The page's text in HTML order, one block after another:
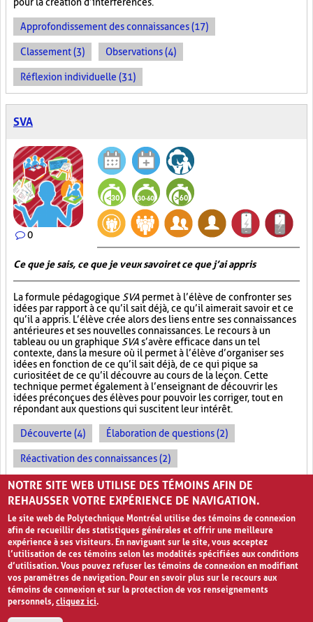
Approfondissement des connaissances (17)
Classement (3) Observations (4)
Réflexion individuelle (31)
SVA
0
Ce que je sais, ce que je veux savoir et ce que j’ai appris
La formule pédagogique SVA permet à l’élève de confronter ses
idées par rapport à ce qu’il sait déjà, ce qu’il aimerait savoir et ce
qu’il a appris. L’élève crée alors des liens entre ses connaissances
antérieures et ses nouvelles connaissances. Le recours à un
tableau ou un graphique SVA s’avère efficace dans un tel
contexte, dans la mesure où il permet à l’élève d’organiser ses
idées en fonction de ce qu’il sait déjà, de ce qui pique sa
curiosité et de ce qu’il découvre au cours de la leçon. Cette
technique permet également à l’enseignant de découvrir les
idées préconçues des élèves pour pouvoir les corriger, tout en
répondant aux questions qui suscitent leur intérêt.
Découverte (4) Élaboration de questions (2)
Réactivation des connaissances (2)
Évolution des apprentissages (2)
NOTRE SITE WEB UTILISE DES TÉMOINS AFIN DE
REHAUSSER VOTRE EXPÉRIENCE DE NAVIGATION.
Le site web de Polytechnique Montréal utilise des témoins de connexion
afin de recueillir des statistiques générales et offrir une meilleure
expérience à ses visiteurs. En naviguant sur le site, vous acceptez
l’utilisation de ces témoins selon les modalités spécifiées aux conditions
d’utilisation. Vous pouvez refuser les témoins de connexion en modifiant
vos paramètres de navigation. Pour en savoir plus sur le recours aux
témoins de connexion et sur la protection de vos renseignements
personnels,cliquez ici.